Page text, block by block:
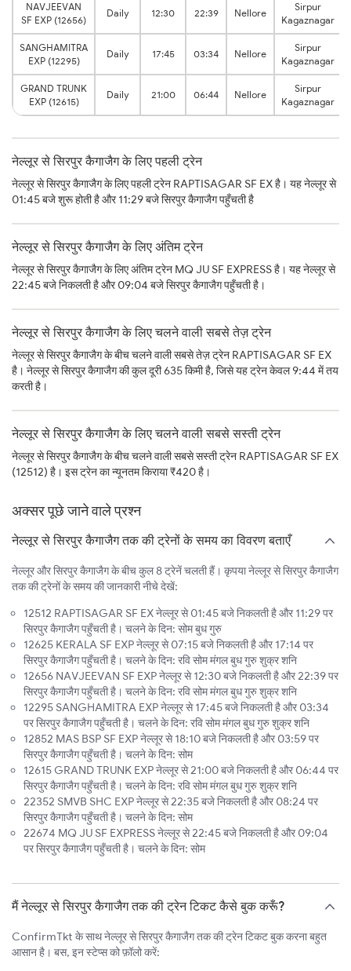
NAVJEEVAN
SF EXP (12656)
Daily 12:30 22:39 Nellore
Sirpur
Kagaznagar
SANGHAMITRA
EXP (12295)
Daily 17:45 03:34 Nellore
Sirpur
Kagaznagar
GRAND TRUNK
EXP (12615)
Daily 21:00 06:44 Nellore
Sirpur
Kagaznagar
नेल्लूर से सिरपुर कैगाजैग के लिए पहली ट्रेन
नेल्लूर से सिरपुर कैगाजैग के लिए पहली ट्रेन RAPTISAGAR SF EX है। यह नेल्लूर से
01:45 बजे शुरू होती है और 11:29 बजे सिरपुर कैगाजैग पहुँचती है
नेल्लूर से सिरपुर कैगाजैग के लिए अंतिम ट्रेन
नेल्लूर से सिरपुर कैगाजैग के लिए अंतिम ट्रेन MQ JU SF EXPRESS है। यह नेल्लूर से
22:45 बजे निकलती है और 09:04 बजे सिरपुर कैगाजैग पहुँचती है।
नेल्लूर से सिरपुर कैगाजैग के लिए चलने वाली सबसे तेज़ ट्रेन
नेल्लूर से सिरपुर कैगाजैग के बीच चलने वाली सबसे तेज़ ट्रेन RAPTISAGAR SF EX
है। नेल्लूर से सिरपुर कैगाजैग की कुल दूरी 635 किमी है, जिसे यह ट्रेन केवल 9:44 में तय
करती है।
नेल्लूर से सिरपुर कैगाजैग के लिए चलने वाली सबसे सस्ती ट्रेन
नेल्लूर से सिरपुर कैगाजैग के बीच चलने वाली सबसे सस्ती ट्रेन RAPTISAGAR SF EX
(12512) है। इस ट्रेन का न्यूनतम किराया ₹420 है।
अक्सर पूछे जाने वाले प्रश्न
नेल्लूर से सिरपुर कैगाजैग तक की ट्रेनों के समय का विवरण बताएँ
नेल्लूर और सिरपुर कैगाजैग के बीच कुल 8 ट्रेनें चलती हैं। कृपया नेल्लूर से सिरपुर कैगाजैग
तक की ट्रेनों के समय की जानकारी नीचे देखें:
12512 RAPTISAGAR SF EX नेल्लूर से 01:45 बजे निकलती है और 11:29 पर
सिरपुर कैगाजैग पहुँचती है। चलने के दिन: सोम बुध गुरु
12625 KERALA SF EXP नेल्लूर से 07:15 बजे निकलती है और 17:14 पर
सिरपुर कैगाजैग पहुँचती है। चलने के दिन: रवि सोम मंगल बुध गुरु शुक्र शनि
12656 NAVJEEVAN SF EXP नेल्लूर से 12:30 बजे निकलती है और 22:39 पर
सिरपुर कैगाजैग पहुँचती है। चलने के दिन: रवि सोम मंगल बुध गुरु शुक्र शनि
12295 SANGHAMITRA EXP नेल्लूर से 17:45 बजे निकलती है और 03:34
पर सिरपुर कैगाजैग पहुँचती है। चलने के दिन: रवि सोम मंगल बुध गुरु शुक्र शनि
12852 MAS BSP SF EXP नेल्लूर से 18:10 बजे निकलती है और 03:59 पर
सिरपुर कैगाजैग पहुँचती है। चलने के दिन: सोम
12615 GRAND TRUNK EXP नेल्लूर से 21:00 बजे निकलती है और 06:44 पर
सिरपुर कैगाजैग पहुँचती है। चलने के दिन: रवि सोम मंगल बुध गुरु शुक्र शनि
22352 SMVB SHC EXP नेल्लूर से 22:35 बजे निकलती है और 08:24 पर
सिरपुर कैगाजैग पहुँचती है। चलने के दिन: सोम
22674 MQ JU SF EXPRESS नेल्लूर से 22:45 बजे निकलती है और 09:04
पर सिरपुर कैगाजैग पहुँचती है। चलने के दिन: सोम
मैं नेल्लूर से सिरपुर कैगाजैग तक की ट्रेन टिकट कैसे बुक करूँ?
ConfirmTkt के साथ नेल्लूर से सिरपुर कैगाजैग तक की ट्रेन टिकट बुक करना बहुत
आसान है। बस, इन स्टेप्स को फ़ॉलो करें: